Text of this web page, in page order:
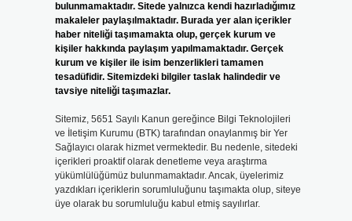
bulunmamaktadır. Sitede yalnızca kendi hazırladığımız
makaleler paylaşılmaktadır. Burada yer alan içerikler
haber niteliği taşımamakta olup, gerçek kurum ve
kişiler hakkında paylaşım yapılmamaktadır. Gerçek
kurum ve kişiler ile isim benzerlikleri tamamen
tesadüfidir. Sitemizdeki bilgiler taslak halindedir ve
tavsiye niteliği taşımazlar.
Sitemiz, 5651 Sayılı Kanun gereğince Bilgi Teknolojileri
ve İletişim Kurumu (BTK) tarafından onaylanmış bir Yer
Sağlayıcı olarak hizmet vermektedir. Bu nedenle, sitedeki
içerikleri proaktif olarak denetleme veya araştırma
yükümlülüğümüz bulunmamaktadır. Ancak, üyelerimiz
yazdıkları içeriklerin sorumluluğunu taşımakta olup, siteye
üye olarak bu sorumluluğu kabul etmiş sayılırlar.